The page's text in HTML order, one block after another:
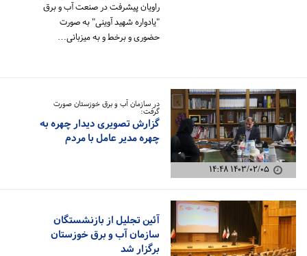
راویان پیشرفت در صنعت آب و برق
"یادواره شهید آوینی" به صورت
حضوری و برخط و به میزبانی…
۱۴۰۳/۰۲/۰۵ ۱۴:۴۸
در سازمان آب و برق خوزستان صورت
گرفت:
گزارش تصویری دیدار چهره به
چهره مدیر عامل با مردم
آئین تجلیل از بازنشستگان
سازمان آب و برق خوزستان
برگزار شد